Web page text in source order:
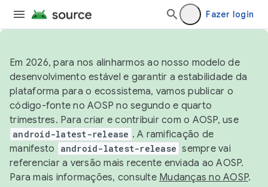
Fazer login
Em 2026, para nos alinharmos ao nosso modelo de
desenvolvimento estável e garantir a estabilidade da
plataforma para o ecossistema, vamos publicar o
código-fonte no AOSP no segundo e quarto
trimestres. Para criar e contribuir com o AOSP, use
android-latest-release . A ramificação de
manifesto
android-latest-release sempre vai
referenciar a versão mais recente enviada ao AOSP.
Para mais informações, consulte Mudanças no AOSP.